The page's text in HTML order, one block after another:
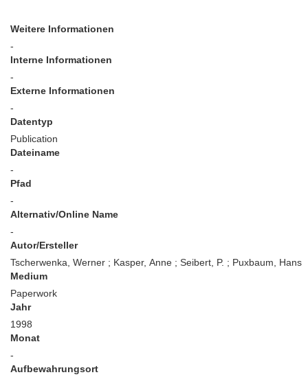
Weitere Informationen
-
Interne Informationen
-
Externe Informationen
-
Datentyp
Publication
Dateiname
-
Pfad
-
Alternativ/Online Name
-
Autor/Ersteller
Tscherwenka, Werner ; Kasper, Anne ; Seibert, P. ; Puxbaum, Hans
Medium
Paperwork
Jahr
1998
Monat
-
Aufbewahrungsort